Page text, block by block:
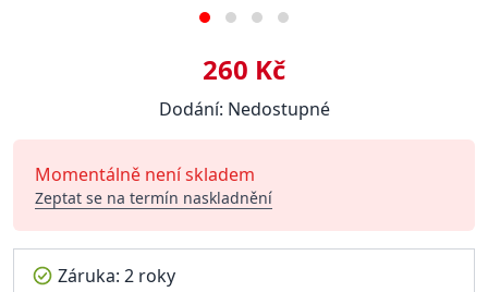
260 Kč
Dodání: Nedostupné
Momentálně není skladem
Zeptat se na termín naskladnění
Záruka: 2 roky